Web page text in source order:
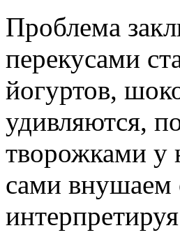
Проблема
перекусами
йогуртов,
удивляются,
творожками
сами внушаем